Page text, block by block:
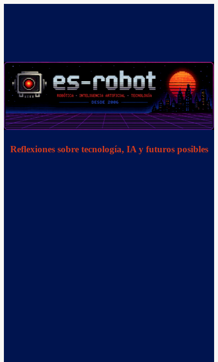
Reflexiones sobre tecnología, IA y futuros posibles